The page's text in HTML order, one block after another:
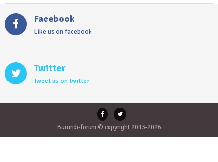
Facebook
Like us on facebook
Twitter
Tweet us on twitter
Burundi-forum © copyright 2013-2026